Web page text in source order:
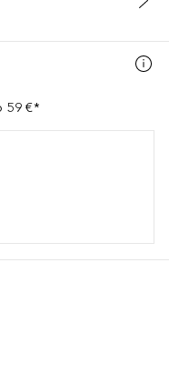
59 €*